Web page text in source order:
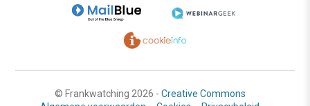
© Frankwatching 2026 - Creative Commons